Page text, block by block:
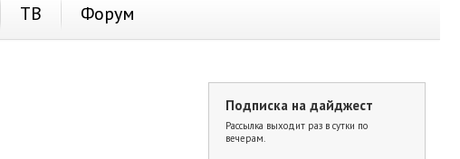
ТВ Форум
Подписка на дайджест
Рассылка выходит раз в сутки по
вечерам.